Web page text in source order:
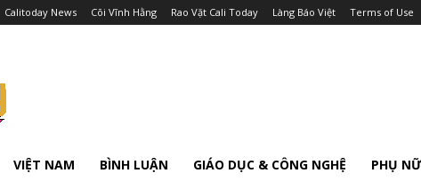
Calitoday News Cõi Vĩnh Hằng Rao Vặt Cali Today Làng Báo Việt Terms of Use
VIỆT NAM BÌNH LUẬN GIÁO DỤC & CÔNG NGHỆ PHỤ NỮ